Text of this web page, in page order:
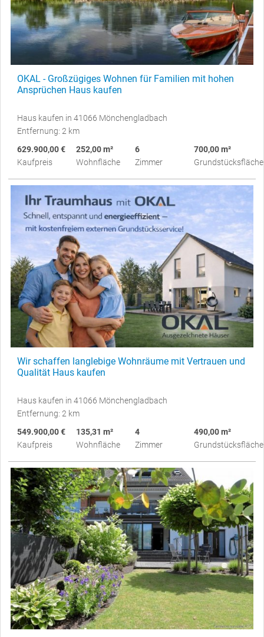
OKAL - Großzügiges Wohnen für Familien mit hohen
Ansprüchen Haus kaufen
Haus kaufen in 41066 Mönchengladbach
Entfernung: 2 km
629.900,00 €
Kaufpreis
252,00 m²
Wohnfläche
6
Zimmer
700,00 m²
Grundstücksfläche
Wir schaffen langlebige Wohnräume mit Vertrauen und
Qualität Haus kaufen
Haus kaufen in 41066 Mönchengladbach
Entfernung: 2 km
549.900,00 €
Kaufpreis
135,31 m²
Wohnfläche
4
Zimmer
490,00 m²
Grundstücksfläche